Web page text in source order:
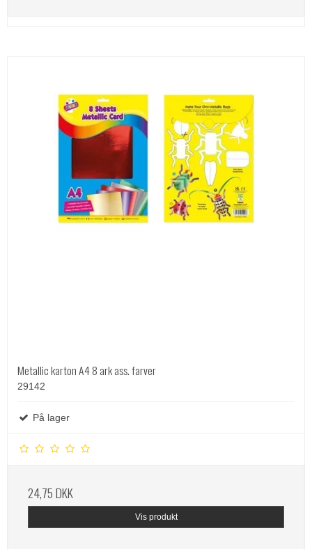
Metallic karton A4 8 ark ass. farver
29142
På lager
24,75 DKK
Vis produkt